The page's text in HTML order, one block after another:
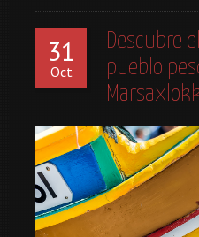
31
Oct
Descubre
pueblo